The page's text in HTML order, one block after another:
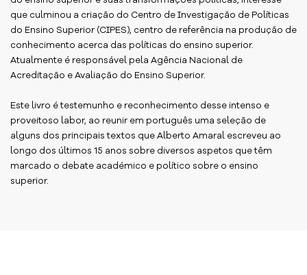
que culminou a criação do Centro de Investigação de Políticas
do Ensino Superior (CIPES), centro de referência na produção de
conhecimento acerca das políticas do ensino superior.
Atualmente é responsável pela Agência Nacional de
Acreditação e Avaliação do Ensino Superior.
Este livro é testemunho e reconhecimento desse intenso e
proveitoso labor, ao reunir em português uma seleção de
alguns dos principais textos que Alberto Amaral escreveu ao
longo dos últimos 15 anos sobre diversos aspetos que têm
marcado o debate académico e político sobre o ensino
superior.